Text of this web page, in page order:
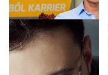
Politika